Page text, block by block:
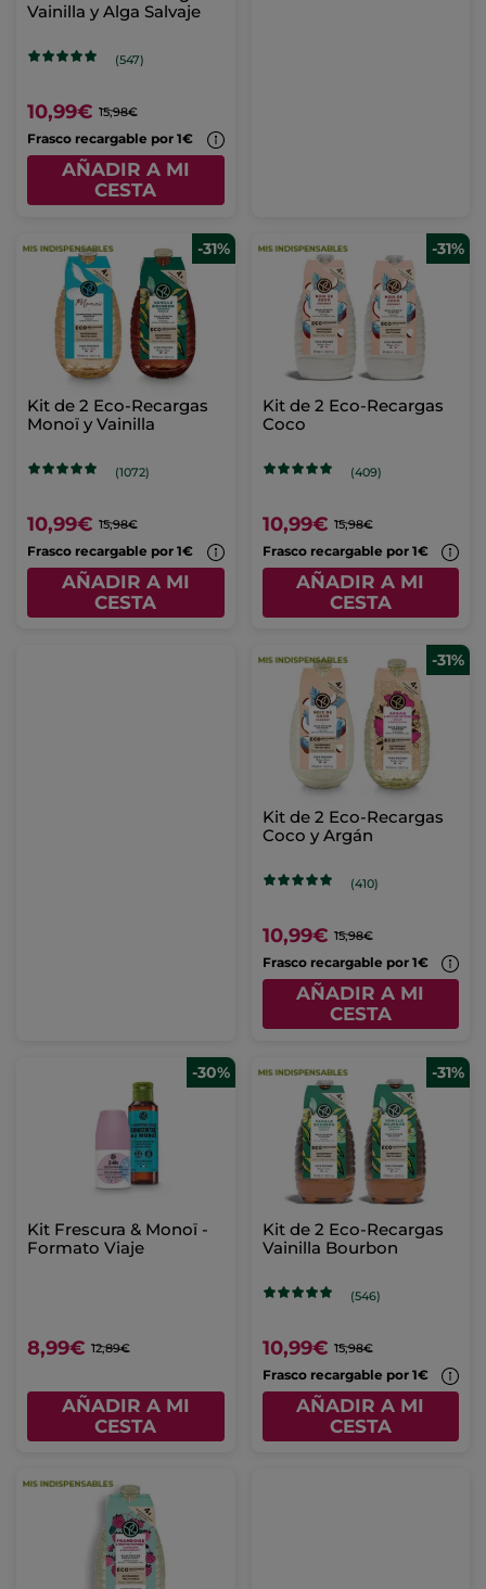
Vainilla y Alga Salvaje
(547)
10,99€ 15,98€
Frasco recargable por 1€
AÑADIR A MI
CESTA
-31%
Kit de 2 Eco-Recargas
Monoï y Vainilla
(1072)
10,99€ 15,98€
Frasco recargable por 1€
AÑADIR A MI
CESTA
-31%
Kit de 2 Eco-Recargas
Coco
(409)
10,99€ 15,98€
Frasco recargable por 1€
AÑADIR A MI
CESTA
-31%
Kit de 2 Eco-Recargas
Coco y Argán
(410)
10,99€ 15,98€
Frasco recargable por 1€
AÑADIR A MI
CESTA
-30%
Kit Frescura & Monoï -
Formato Viaje
8,99€ 12,89€
AÑADIR A MI
CESTA
-31%
Kit de 2 Eco-Recargas
Vainilla Bourbon
(546)
10,99€ 15,98€
Frasco recargable por 1€
AÑADIR A MI
CESTA